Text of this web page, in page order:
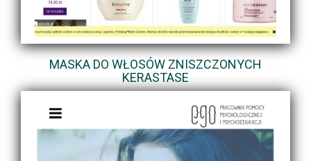
MASKA DO WŁOSÓW ZNISZCZONYCH
KERASTASE